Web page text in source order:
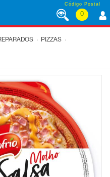
Código Postal
0
. PIZZAS .